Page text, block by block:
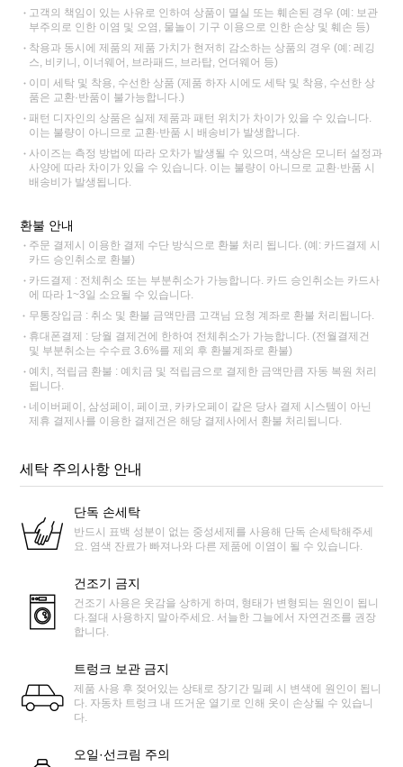
고객의 책임이 있는 사유로 인하여 상품이 멸실 또는 훼손된 경우 (예: 보관
부주의로 인한 이염 및 오염, 물놀이 기구 이용으로 인한 손상 및 훼손 등)
착용과 동시에 제품의 제품 가치가 현저히 감소하는 상품의 경우 (예: 레깅
스, 비키니, 이너웨어, 브라패드, 브라탑, 언더웨어 등)
이미 세탁 및 착용, 수선한 상품 (제품 하자 시에도 세탁 및 착용, 수선한 상
품은 교환·반품이 불가능합니다.)
패턴 디자인의 상품은 실제 제품과 패턴 위치가 차이가 있을 수 있습니다.
이는 불량이 아니므로 교환·반품 시 배송비가 발생합니다.
사이즈는 측정 방법에 따라 오차가 발생될 수 있으며, 색상은 모니터 설정과
사양에 따라 차이가 있을 수 있습니다. 이는 불량이 아니므로 교환·반품 시
배송비가 발생됩니다.
환불 안내
주문 결제시 이용한 결제 수단 방식으로 환불 처리 됩니다. (예: 카드결제 시
카드 승인취소로 환불)
카드결제 : 전체취소 또는 부분취소가 가능합니다. 카드 승인취소는 카드사
에 따라 1~3일 소요될 수 있습니다.
무통장입금 : 취소 및 환불 금액만큼 고객님 요청 계좌로 환불 처리됩니다.
휴대폰결제 : 당월 결제건에 한하여 전체취소가 가능합니다. (전월결제건
및 부분취소는 수수료 3.6%를 제외 후 환불계좌로 환불)
예치, 적립금 환불 : 예치금 및 적립금으로 결제한 금액만큼 자동 복원 처리
됩니다.
네이버페이, 삼성페이, 페이코, 카카오페이 같은 당사 결제 시스템이 아닌
제휴 결제사를 이용한 결제건은 해당 결제사에서 환불 처리됩니다.
세탁 주의사항 안내
단독 손세탁
반드시 표백 성분이 없는 중성세제를 사용해 단독 손세탁해주세
요. 염색 잔료가 빠져나와 다른 제품에 이염이 될 수 있습니다.
건조기 금지
건조기 사용은 옷감을 상하게 하며, 형태가 변형되는 원인이 됩니
다.절대 사용하지 말아주세요. 서늘한 그늘에서 자연건조를 권장
합니다.
트렁크 보관 금지
제품 사용 후 젖어있는 상태로 장기간 밀폐 시 변색에 원인이 됩니
다. 자동차 트렁크 내 뜨거운 열기로 인해 옷이 손상될 수 있습니
다.
오일·선크림 주의